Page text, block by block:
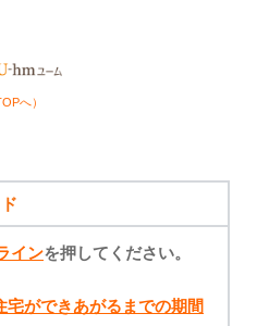
へ）
インを押してください。
ができあがるまでの期間